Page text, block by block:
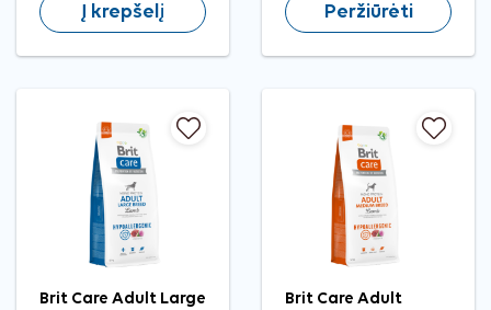
Į krepšelį Peržiūrėti
Brit Care Adult Large
Brit Care Adult